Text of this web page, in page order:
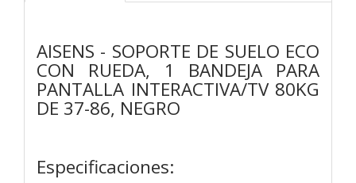
AISENS - SOPORTE DE SUELO ECO
CON RUEDA, 1 BANDEJA PARA
PANTALLA INTERACTIVA/TV 80KG
DE 37-86, NEGRO
Especificaciones: